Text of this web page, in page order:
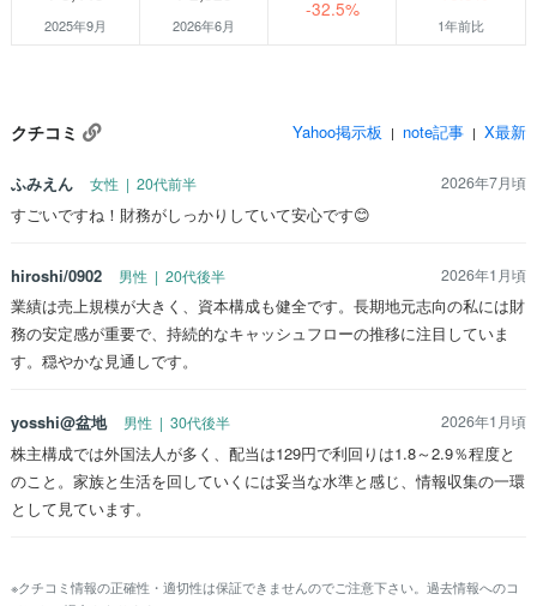
2025年9月 2026年6月
-32.5%
1年前比
クチコミ Yahoo掲示板 | note記事 | X最新
ふみえん 女性 | 20代前半 2026年7月頃
すごいですね！財務がしっかりしていて安心です😊
hiroshi/0902 男性 | 20代後半 2026年1月頃
業績は売上規模が大きく、資本構成も健全です。長期地元志向の私には財
務の安定感が重要で、持続的なキャッシュフローの推移に注目していま
す。穏やかな見通しです。
yosshi@盆地 男性 | 30代後半 2026年1月頃
株主構成では外国法人が多く、配当は129円で利回りは1.8～2.9％程度と
のこと。家族と生活を回していくには妥当な水準と感じ、情報収集の一環
として見ています。
※クチコミ情報の正確性・適切性は保証できませんのでご注意下さい。過去情報へのコ